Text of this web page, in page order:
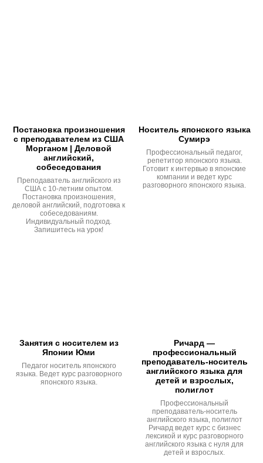
Постановка произношения
с преподавателем из США
Морганом | Деловой
английский,
собеседования
Преподаватель английского из
США с 10-летним опытом.
Постановка произношения,
деловой английский, подготовка к
собеседованиям.
Индивидуальный подход.
Запишитесь на урок!
Носитель японского языка
Сумирэ
Профессиональный педагог,
репетитор японского языка.
Готовит к интервью в японские
компании и ведет курс
разговорного японского языка.
Занятия с носителем из
Японии Юми
Педагог носитель японского
языка. Ведет курс разговорного
японского языка.
Ричард —
профессиональный
преподаватель-носитель
английского языка для
детей и взрослых,
полиглот
Профессиональный
преподаватель-носитель
английского языка, полиглот
Ричард ведет курс с бизнес
лексикой и курс разговорного
английского языка с нуля для
детей и взрослых.